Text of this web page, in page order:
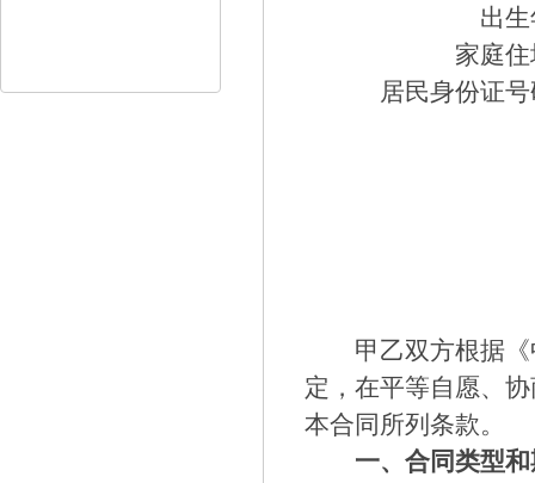
出
家庭
居民身份证
甲乙双方根据
定，在平等自愿、
本合同所列条款。
一、合同类型